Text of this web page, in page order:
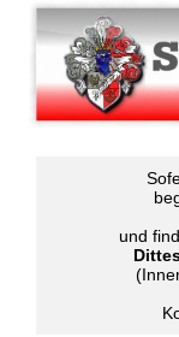
und